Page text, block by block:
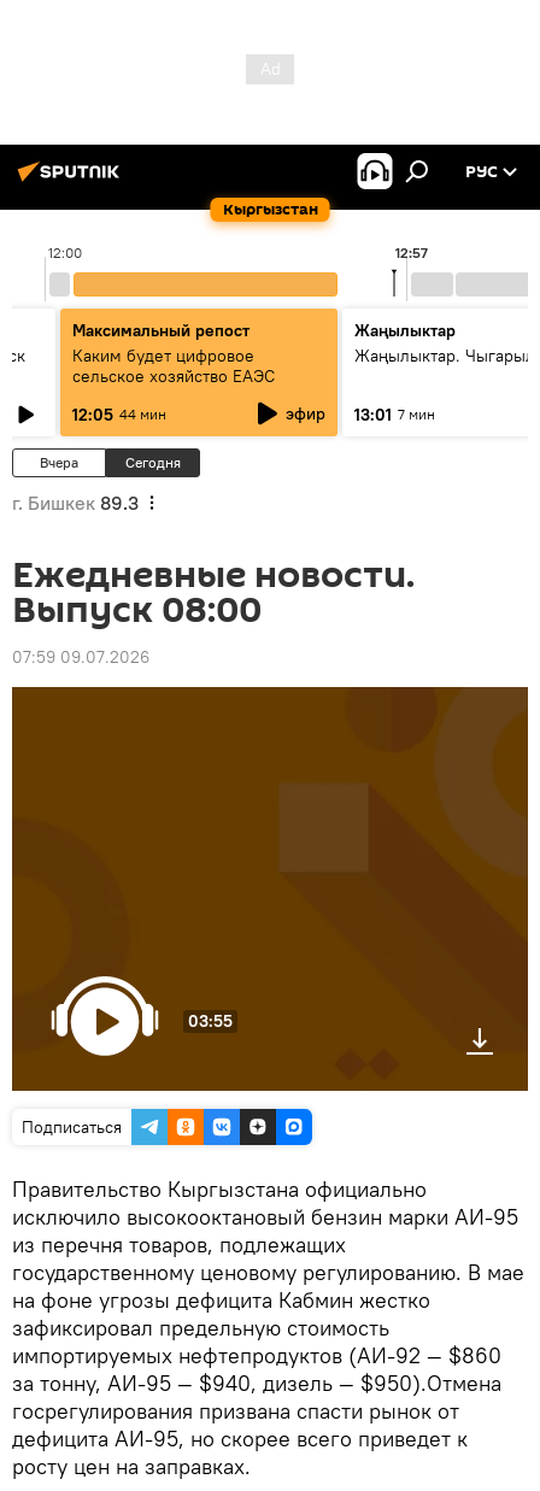
Кыргызстан
РУС
12:00 12:57
Максимальный репост
Каким будет цифровое
сельское хозяйство ЕАЭС
12:05 44 мин эфир
Жаңылыктар
Жаңылыктар.
13:01 7 мин
Вчера Сегодня
г. Бишкек 89.3
Ежедневные новости.
Выпуск 08:00
07:59 09.07.2026
03:55
Подписаться
Правительство Кыргызстана официально
исключило высокооктановый бензин марки АИ-95
из перечня товаров, подлежащих
государственному ценовому регулированию. В мае
на фоне угрозы дефицита Кабмин жестко
зафиксировал предельную стоимость
импортируемых нефтепродуктов (АИ-92 — $860
за тонну, АИ-95 — $940, дизель — $950).Отмена
госрегулирования призвана спасти рынок от
дефицита АИ-95, но скорее всего приведет к
росту цен на заправках.